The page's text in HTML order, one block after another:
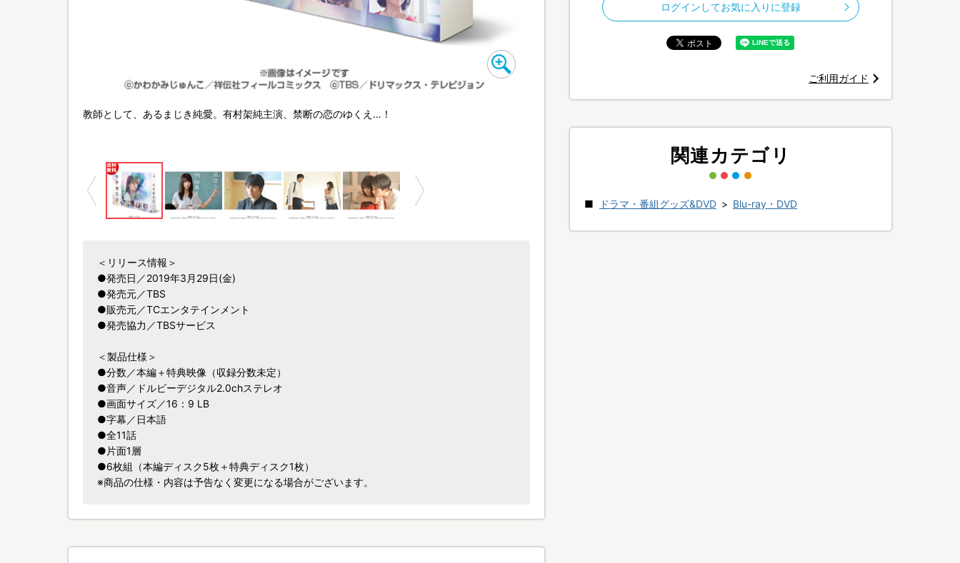
教師として、あるまじき純愛。有村架純主演、禁断の恋のゆくえ…！
＜リリース情報＞
●発売日／2019年3月29日(金)
●発売元／TBS
●販売元／TCエンタテインメント
●発売協力／TBSサービス
＜製品仕様＞
●分数／本編＋特典映像（収録分数未定）
●音声／ドルビーデジタル2.0chステレオ
●画面サイズ／16：9 LB
●字幕／日本語
●全11話
●片面1層
●6枚組（本編ディスク5枚＋特典ディスク1枚）
※商品の仕様・内容は予告なく変更になる場合がございます。
ログインしてお気に入りに登録
ご利用ガイド
関連カテゴリ
ドラマ・番組グッズ&DVD > Blu-ray・DVD